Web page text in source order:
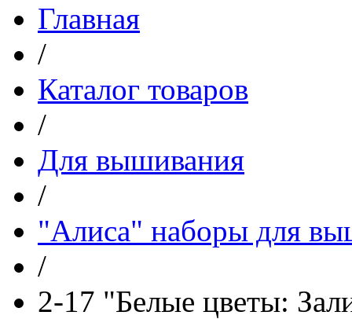
Главная
/
Каталог товаров
/
Для вышивания
/
"Алиса" наборы для
/
2-17 "Белые цветы: